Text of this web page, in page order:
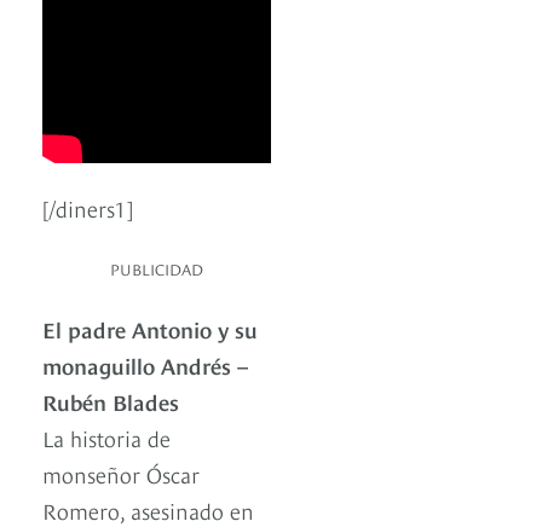
[/diners1]
PUBLICIDAD
El padre Antonio y su
monaguillo Andrés –
Rubén Blades
La historia de
monseñor Óscar
Romero, asesinado en